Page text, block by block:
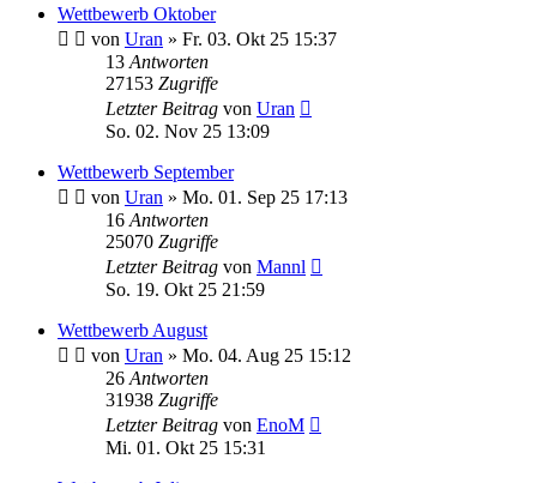
Wettbewerb Oktober
von Uran » Fr. 03. Okt 25 15:37
13 Antworten
27153 Zugriffe
Letzter Beitrag von Uran
So. 02. Nov 25 13:09
Wettbewerb September
von Uran » Mo. 01. Sep 25 17:13
16 Antworten
25070 Zugriffe
Letzter Beitrag von Mannl
So. 19. Okt 25 21:59
Wettbewerb August
von Uran » Mo. 04. Aug 25 15:12
26 Antworten
31938 Zugriffe
Letzter Beitrag von EnoM
Mi. 01. Okt 25 15:31